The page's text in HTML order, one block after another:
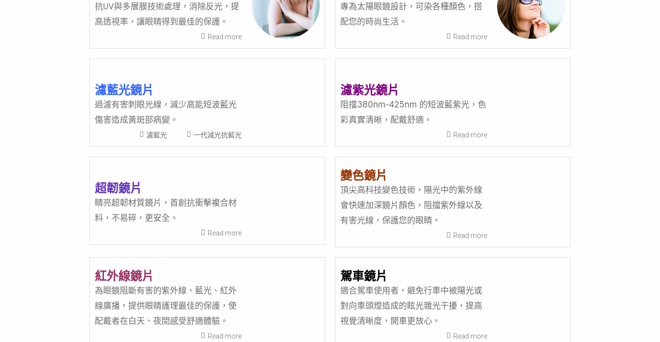
抗UV與多層膜技術處理，消除反光，提
高透視率，讓眼睛得到最佳的保護。
Read more
專為太陽眼鏡設計，可染各種顏色，搭
配您的時尚生活。
Read more
濾藍光鏡片
過濾有害刺眼光線，減少高能短波藍光
傷害造成黃斑部病變。
濾藍光 一代減光抗藍光
濾紫光鏡片
阻擋380nm-425nm 的短波藍紫光，色
彩真實清晰，配戴舒適。
Read more
超韌鏡片
睛亮超韌材質鏡片，首創抗衝擊複合材
料，不易碎，更安全。
Read more
變色鏡片
頂尖高科技變色技術，陽光中的紫外線
會快速加深鏡片顏色，阻擋紫外線以及
有害光線，保護您的眼睛。
Read more
紅外線鏡片
為眼鏡阻斷有害的紫外線、藍光、紅外
線廣播，提供眼睛護理最佳的保護，使
配戴者在白天、夜間感受舒適體驗。
Read more
駕車鏡片
適合駕車使用者，避免行車中被陽光或
對向車頭燈造成的眩光雜光干擾，提高
視覺清晰度，開車更放心。
Read more